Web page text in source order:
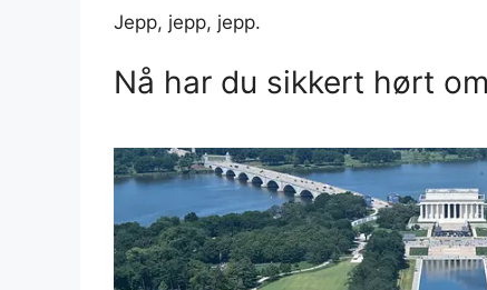
Jepp, jepp, jepp.
Nå har du sikkert hørt